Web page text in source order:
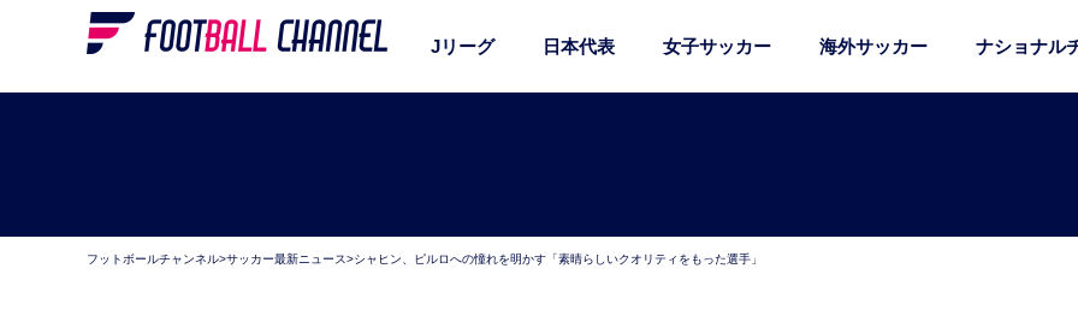
Jリーグ 日本代表 女子サッカー 海外サッカー ナショナル
フットボールチャンネル>サッカー最新ニュース>シャヒン、ピルロへの憧れを明かす「素晴らしいクオリティをもった選手」